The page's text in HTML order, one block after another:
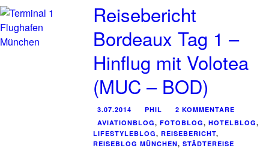
Reisebericht
Bordeaux Tag 1 –
Hinflug mit Volotea
(MUC – BOD)
3.07.2014 PHIL
2 KOMMENTARE
AVIATIONBLOG, FOTOBLOG, HOTELBLOG,
LIFESTYLEBLOG, REISEBERICHT,
REISEBLOG MÜNCHEN, STÄDTEREISE